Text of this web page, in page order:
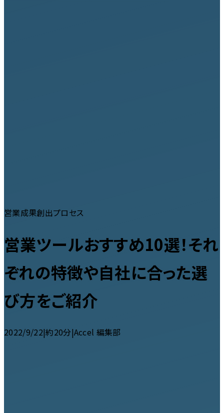
営業成果創出プロセス
営業ツールおすすめ10選！それ
ぞれの特徴や自社に合った選
び方をご紹介
2022/9/22|約20分|Accel 編集部